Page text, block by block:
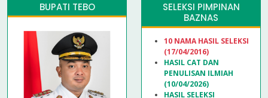
BUPATI TEBO
SELEKSI PIMPINAN
BAZNAS
10 NAMA HASIL SELEKSI
(17/04/2016)
HASIL CAT DAN
PENULISAN ILMIAH
(10/04/2026)
HASIL SELEKSI